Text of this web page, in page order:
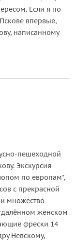
Если я по
впервые,
написанному
пешеходной
Экскурсия
по европам",
с прекрасной
множество
женском
фрески 14
Невскому,